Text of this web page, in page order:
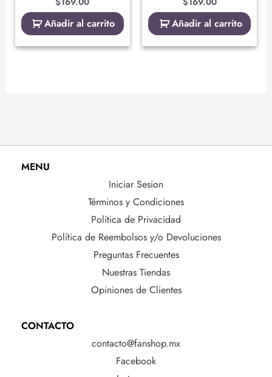
Añadir al carrito Añadir al carrito
MENU
Iniciar Sesion
Términos y Condiciones
Política de Privacidad
Política de Reembolsos y/o Devoluciones
Preguntas Frecuentes
Nuestras Tiendas
Opiniones de Clientes
CONTACTO
contacto@fanshop.mx
Facebook